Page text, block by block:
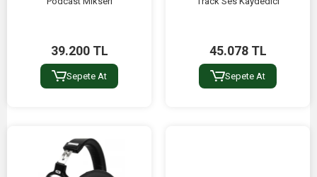
39.200 TL
Sepete At
45.078 TL
Sepete At